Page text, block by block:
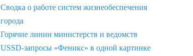
Сводка о работе систем жизнеобеспечения
города
Горячие линии министерств и ведомств
USSD-запросы «Феникс» в одной картинке